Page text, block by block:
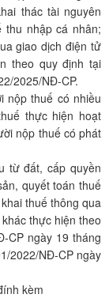
thác tài nguyên
thu nhập cá nhân;
giao dịch điện tử
theo quy định tại
2025/NĐ-CP.
nộp thuế có nhiều
thực hiện hoạt
nộp thuế có phát
từ đất, cấp quyền
quyết toán thuế
thuế thông qua
thực hiện theo
CP ngày 19 tháng
2022/NĐ-CP ngày
kèm